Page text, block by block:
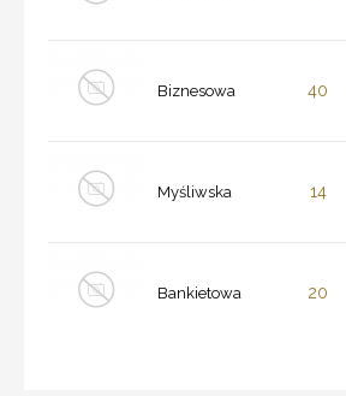
Biznesowa 40
Myśliwska 14
Bankietowa 20